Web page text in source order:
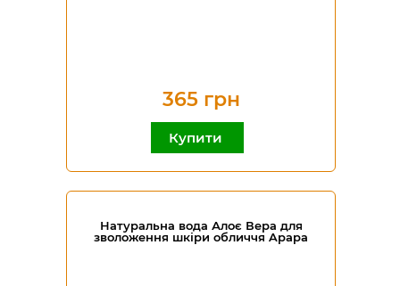
365 грн
Купити
Натуральна вода Алоє Вера для
зволоження шкіри обличчя Apapa